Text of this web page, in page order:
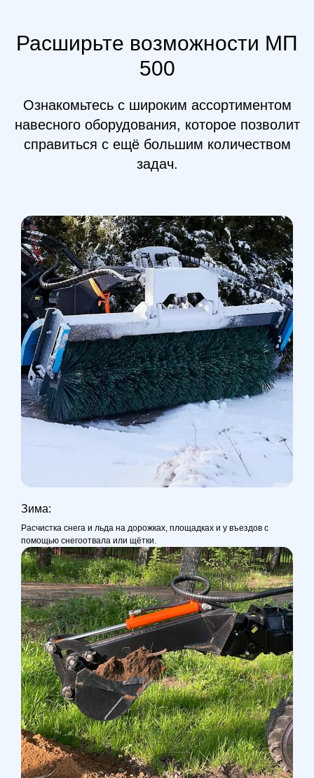
Расширьте возможности МП
500
Ознакомьтесь с широким ассортиментом
навесного оборудования, которое позволит
справиться с ещё большим количеством
задач.
Зима:
Расчистка снега и льда на дорожках, площадках и у въездов с
помощью снегоотвала или щётки.